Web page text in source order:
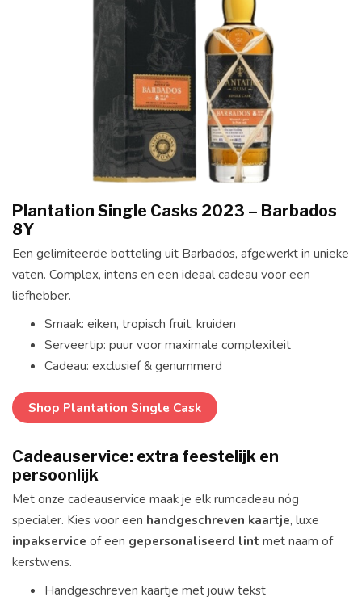
Plantation Single Casks 2023 – Barbados
8Y
Een gelimiteerde botteling uit Barbados, afgewerkt in unieke
vaten. Complex, intens en een ideaal cadeau voor een
liefhebber.
Smaak: eiken, tropisch fruit, kruiden
Serveertip: puur voor maximale complexiteit
Cadeau: exclusief & genummerd
Shop Plantation Single Cask
Cadeauservice: extra feestelijk en
persoonlijk
Met onze cadeauservice maak je elk rumcadeau nóg
specialer. Kies voor een handgeschreven kaartje, luxe
inpakserviceof een gepersonaliseerd lint met naam of
kerstwens.
Handgeschreven kaartje met jouw tekst